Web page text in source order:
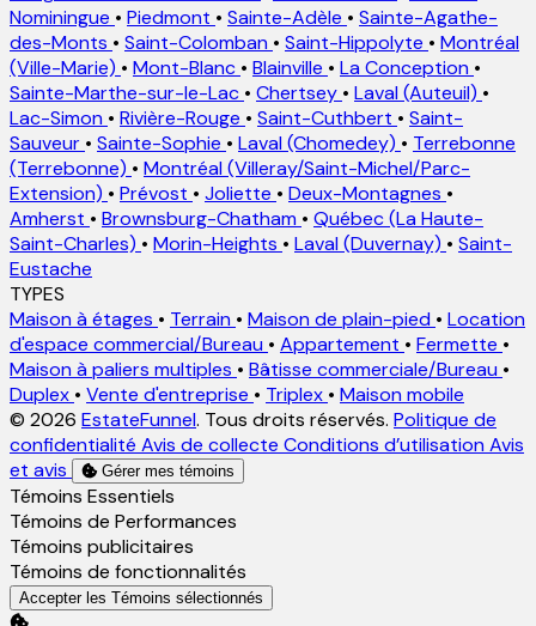
Nominingue • Piedmont • Sainte-Adèle • Sainte-Agathe-
des-Monts • Saint-Colomban • Saint-Hippolyte • Montréal
(Ville-Marie) • Mont-Blanc • Blainville • La Conception •
Sainte-Marthe-sur-le-Lac • Chertsey • Laval (Auteuil) •
Lac-Simon • Rivière-Rouge • Saint-Cuthbert • Saint-
Sauveur • Sainte-Sophie • Laval (Chomedey) • Terrebonne
(Terrebonne) • Montréal (Villeray/Saint-Michel/Parc-
Extension) • Prévost • Joliette • Deux-Montagnes •
Amherst • Brownsburg-Chatham • Québec (La Haute-
Saint-Charles) • Morin-Heights • Laval (Duvernay) • Saint-
Eustache
TYPES
Maison à étages • Terrain • Maison de plain-pied • Location
d'espace commercial/Bureau • Appartement • Fermette •
Maison à paliers multiples • Bâtisse commerciale/Bureau •
Duplex • Vente d'entreprise • Triplex • Maison mobile
© 2026 EstateFunnel. Tous droits réservés. Politique de
confidentialité Avis de collecte Conditions d’utilisation Avis
et avis
Gérer mes témoins
Activer
Témoins Essentiels
Activer
Témoins de Performances
Activer
Témoins publicitaires
Activer
Témoins de fonctionnalités
Accepter les Témoins sélectionnés